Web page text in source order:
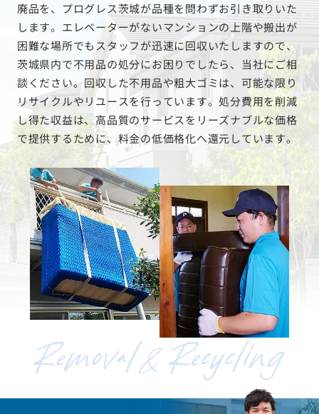
廃品を、プログレス茨城が品種を問わずお引き取りいた
します。エレベーターがないマンションの上階や搬出が
困難な場所でもスタッフが迅速に回収いたしますので、
茨城県内で不用品の処分にお困りでしたら、当社にご相
談ください。回収した不用品や粗大ゴミは、可能な限り
リサイクルやリユースを行っています。処分費用を削減
し得た収益は、高品質のサービスをリーズナブルな価格
で提供するために、料金の低価格化へ還元しています。